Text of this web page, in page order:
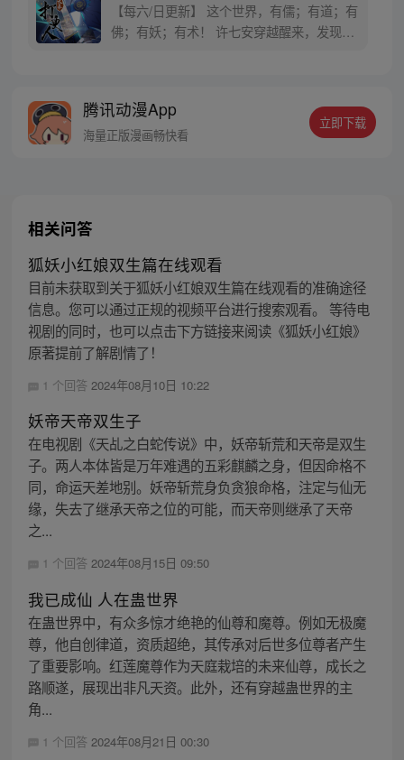
【每六/日更新】 这个世界，有儒；有道；有
佛；有妖；有术！ 许七安穿越醒来，发现自
者卖报小郎君同名小说 QQ群号：
799493374
腾讯动漫App
海量正版漫画畅快看
立即下载
相关问答
狐妖小红娘双生篇在线观看
目前未获取到关于狐妖小红娘双生篇在线观看的准确途径
信息。您可以通过正规的视频平台进行搜索观看。 等待电
视剧的同时，也可以点击下方链接来阅读《狐妖小红娘》
原著提前了解剧情了！
1 个回答 2024年08月10日 10:22
妖帝天帝双生子
在电视剧《天乩之白蛇传说》中，妖帝斩荒和天帝是双生
子。两人本体皆是万年难遇的五彩麒麟之身，但因命格不
同，命运天差地别。妖帝斩荒身负贪狼命格，注定与仙无
缘，失去了继承天帝之位的可能，而天帝则继承了天帝
之...
1 个回答 2024年08月15日 09:50
我已成仙 人在蛊世界
在蛊世界中，有众多惊才绝艳的仙尊和魔尊。例如无极魔
尊，他自创律道，资质超绝，其传承对后世多位尊者产生
了重要影响。红莲魔尊作为天庭栽培的未来仙尊，成长之
路顺遂，展现出非凡天资。此外，还有穿越蛊世界的主
角...
1 个回答 2024年08月21日 00:30